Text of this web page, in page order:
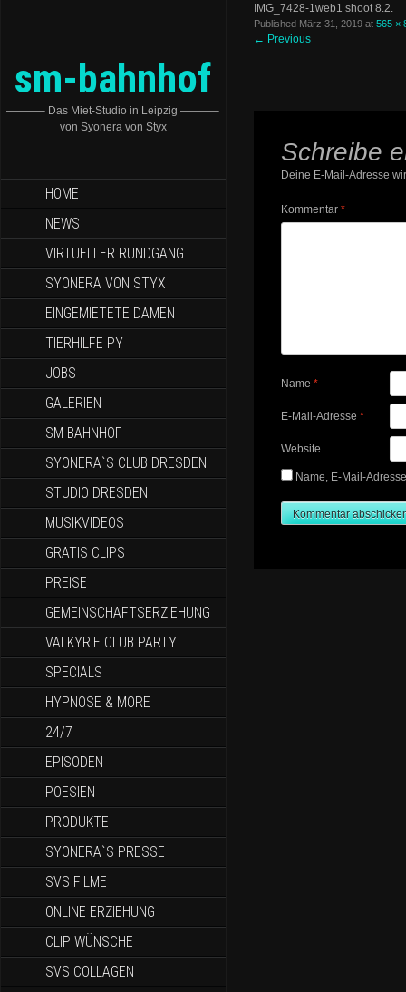
sm-bahnhof
———– Das Miet-Studio in Leipzig ———–
von Syonera von Styx
HOME
NEWS
VIRTUELLER RUNDGANG
SYONERA VON STYX
EINGEMIETETE DAMEN
TIERHILFE PY
JOBS
GALERIEN
SM-BAHNHOF
SYONERA`S CLUB DRESDEN
STUDIO DRESDEN
MUSIKVIDEOS
GRATIS CLIPS
PREISE
GEMEINSCHAFTSERZIEHUNG
VALKYRIE CLUB PARTY
SPECIALS
HYPNOSE & MORE
24/7
EPISODEN
POESIEN
PRODUKTE
SYONERA`S PRESSE
SVS FILME
ONLINE ERZIEHUNG
CLIP WÜNSCHE
SVS COLLAGEN
IMG_7428-1web1 shoot 8.2.
Published März 31, 2019 at 565 ×
← Previous
Schreibe
Deine E-Mail-Adresse
Kommentar *
Name *
E-Mail-Adresse *
Website
Name, E-Mail-